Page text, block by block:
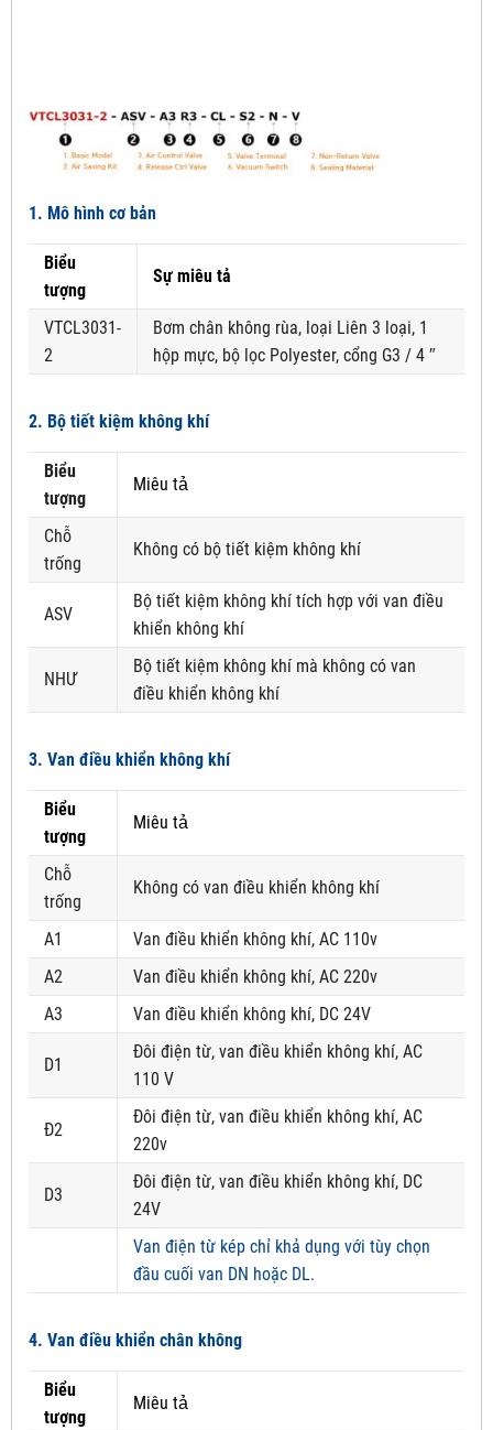
1. Mô hình cơ bản
Biểu
tượng
Sự miêu tả
VTCL3031-
2
Bơm chân không rùa, loại Liên 3 loại, 1
hộp mực, bộ lọc Polyester, cổng G3 / 4 ″
2. Bộ tiết kiệm không khí
Biểu
tượng
Miêu tả
Chỗ
trống
Không có bộ tiết kiệm không khí
ASV
Bộ tiết kiệm không khí tích hợp với van điều
khiển không khí
NHƯ
Bộ tiết kiệm không khí mà không có van
điều khiển không khí
3. Van điều khiển không khí
Biểu
tượng
Miêu tả
Chỗ
trống
Không có van điều khiển không khí
A1
Van điều khiển không khí, AC 110v
A2
Van điều khiển không khí, AC 220v
A3
Van điều khiển không khí, DC 24V
D1
Đôi điện từ, van điều khiển không khí, AC
110 V
Đ2
Đôi điện từ, van điều khiển không khí, AC
220v
D3
Đôi điện từ, van điều khiển không khí, DC
24V
Van điện từ kép chỉ khả dụng với tùy chọn
đầu cuối van DN hoặc DL.
4. Van điều khiển chân không
Biểu
tượng
Miêu tả